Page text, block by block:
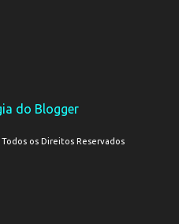
do Blogger
os Direitos Reservados